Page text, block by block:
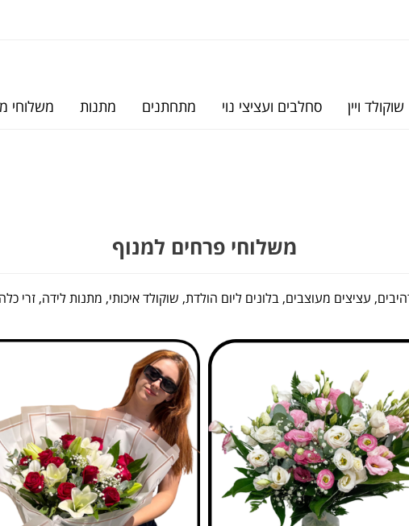
שוקולד ויין סחלבים ועציצי נוי מתחתנים מתנות משלוחי
משלוחי פרחים למנוף
עציצים מעוצבים, בלונים ליום הולדת, שוקולד איכותי, מתנות לידה, זרי